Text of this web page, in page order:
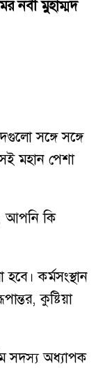
নবী মুহাম্মদ
সঙ্গে সঙ্গে
মহান পেশা
আপনি কি
কর্মসংস্থান
কুষ্টিয়া
সদস্য অধ্যাপক